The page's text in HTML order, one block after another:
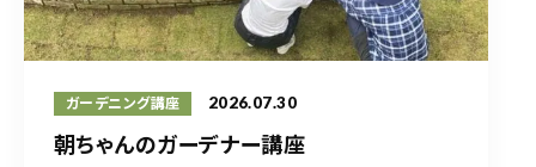
ガーデニング講座 2026.07.30
朝ちゃんのガーデナー講座